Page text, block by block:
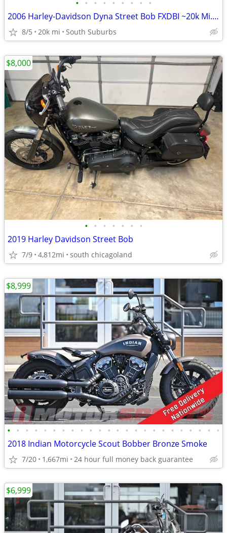
• • • • • • • • •
2006 Harley-Davidson Dyna Street Bob FXDBI ~20k Mi.-Custom-$3,700 CASH
8/5 20k mi South Suburbs
• • • • • • •
2019 Harley Davidson Street Bob
7/9 4,812mi south chicagoland
$8,000
• • • • • • • • • • • • • • • • • • • • • • • •
2018 Indian Motorcycle Scout Bobber Bronze Smoke
7/20 1,667mi 24 hour full money back guarantee
$8,999
$6,999